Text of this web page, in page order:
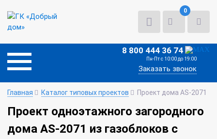
0
8 800 444 36 74
Пн-Пт с 10:00 до 19:00
Заказать звонок
Главная Каталог типовых проектов Проект дома AS-2071
Проект одноэтажного загородного
дома AS-2071 из газоблоков с